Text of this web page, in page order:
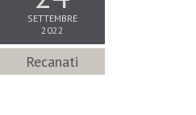
SETTEMBRE
2022
Recanati